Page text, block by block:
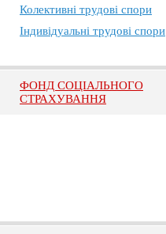
Колективні трудові спори
Індивідуальні трудові спори
ФОНД СОЦІАЛЬНОГО
СТРАХУВАННЯ